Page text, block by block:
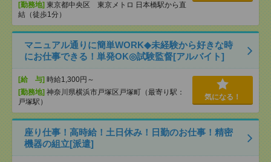
[勤務地] 東京都中央区 東京メトロ 日本橋駅から直
結（徒歩1分）
マニュアル通りに簡単WORK◆未経験から好きな時
にお仕事できる！単発OK◎試験監督[アルバイト]
[給 与] 時給1,300円～
[勤務地] 神奈川県横浜市戸塚区戸塚町（最寄り駅：
戸塚駅）
気になる！
座り仕事！高時給！土日休み！日勤のお仕事！精密
機器の組立[派遣]